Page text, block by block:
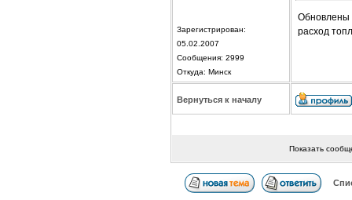
Зарегистрирован:
05.02.2007
Сообщения: 2999
Откуда: Минск
Обновлены
расход
Вернуться к началу
Показать